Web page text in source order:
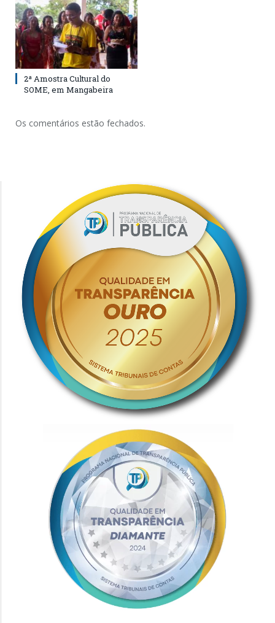
2ª Amostra Cultural do
SOME, em Mangabeira
Os comentários estão fechados.